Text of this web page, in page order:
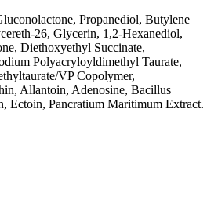
Propanediol, Butylene
26, Glycerin, 1,2-Hexanediol,
Diethoxyethyl Succinate,
Polyacryloyldimethyl Taurate,
VP Copolymer,
Allantoin, Adenosine, Bacillus
Ectoin, Pancratium Maritimum Extract.